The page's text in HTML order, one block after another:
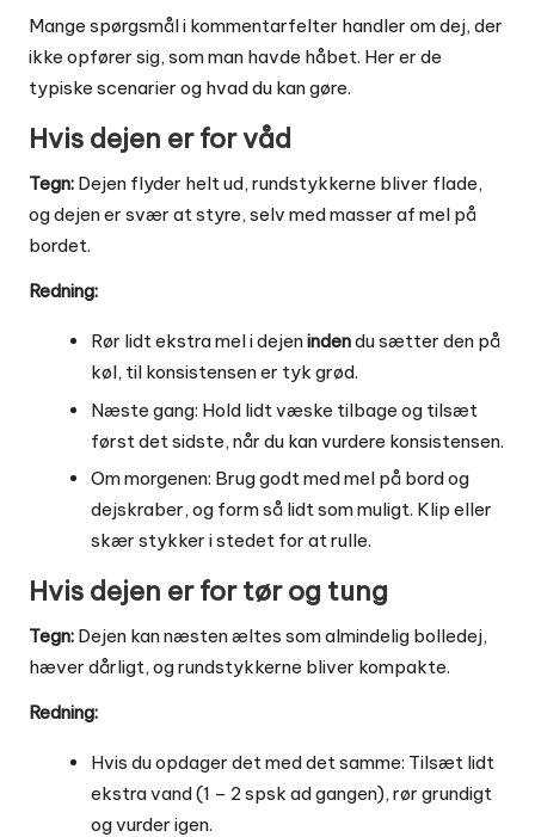
Mange spørgsmål i kommentarfelter handler om dej, der
ikke opfører sig, som man havde håbet. Her er de
typiske scenarier og hvad du kan gøre.
Hvis dejen er for våd
Tegn: Dejen flyder helt ud, rundstykkerne bliver flade,
og dejen er svær at styre, selv med masser af mel på
bordet.
Redning:
Rør lidt ekstra mel i dejenindendu sætter den på
køl, til konsistensen er tyk grød.
Næste gang: Hold lidt væske tilbage og tilsæt
først det sidste, når du kan vurdere konsistensen.
Om morgenen: Brug godt med mel på bord og
dejskraber, og form så lidt som muligt. Klip eller
skær stykker i stedet for at rulle.
Hvis dejen er for tør og tung
Tegn: Dejen kan næsten æltes som almindelig bolledej,
hæver dårligt, og rundstykkerne bliver kompakte.
Redning:
Hvis du opdager det med det samme: Tilsæt lidt
ekstra vand (1 – 2 spsk ad gangen), rør grundigt
og vurder igen.